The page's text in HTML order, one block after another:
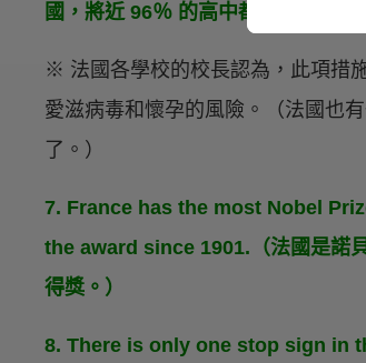
國，將近 96％ 的高中都有保險套自
※ 法國各學校的校長認為，此項措
愛滋病毒和懷孕的風險。（法國也
了。）
7. France has the most Nobel
the award since 1901.（法國是諾
得獎。）
8. There is only one stop sign in